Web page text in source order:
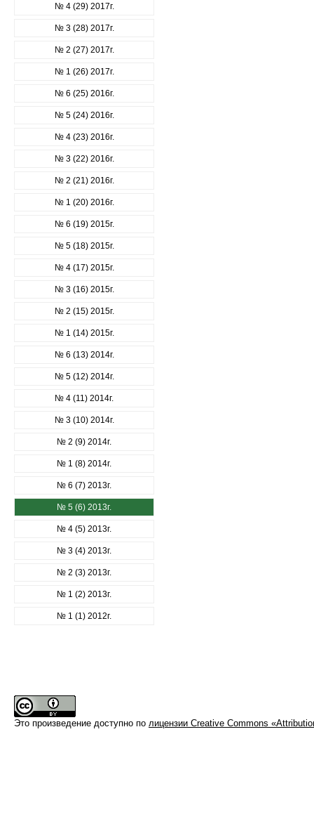
№ 4 (29) 2017г.
№ 3 (28) 2017г.
№ 2 (27) 2017г.
№ 1 (26) 2017г.
№ 6 (25) 2016г.
№ 5 (24) 2016г.
№ 4 (23) 2016г.
№ 3 (22) 2016г.
№ 2 (21) 2016г.
№ 1 (20) 2016г.
№ 6 (19) 2015г.
№ 5 (18) 2015г.
№ 4 (17) 2015г.
№ 3 (16) 2015г.
№ 2 (15) 2015г.
№ 1 (14) 2015г.
№ 6 (13) 2014г.
№ 5 (12) 2014г.
№ 4 (11) 2014г.
№ 3 (10) 2014г.
№ 2 (9) 2014г.
№ 1 (8) 2014г.
№ 6 (7) 2013г.
№ 5 (6) 2013г.
№ 4 (5) 2013г.
№ 3 (4) 2013г.
№ 2 (3) 2013г.
№ 1 (2) 2013г.
№ 1 (1) 2012г.
Это произведение доступно по лицензии Creative Commons